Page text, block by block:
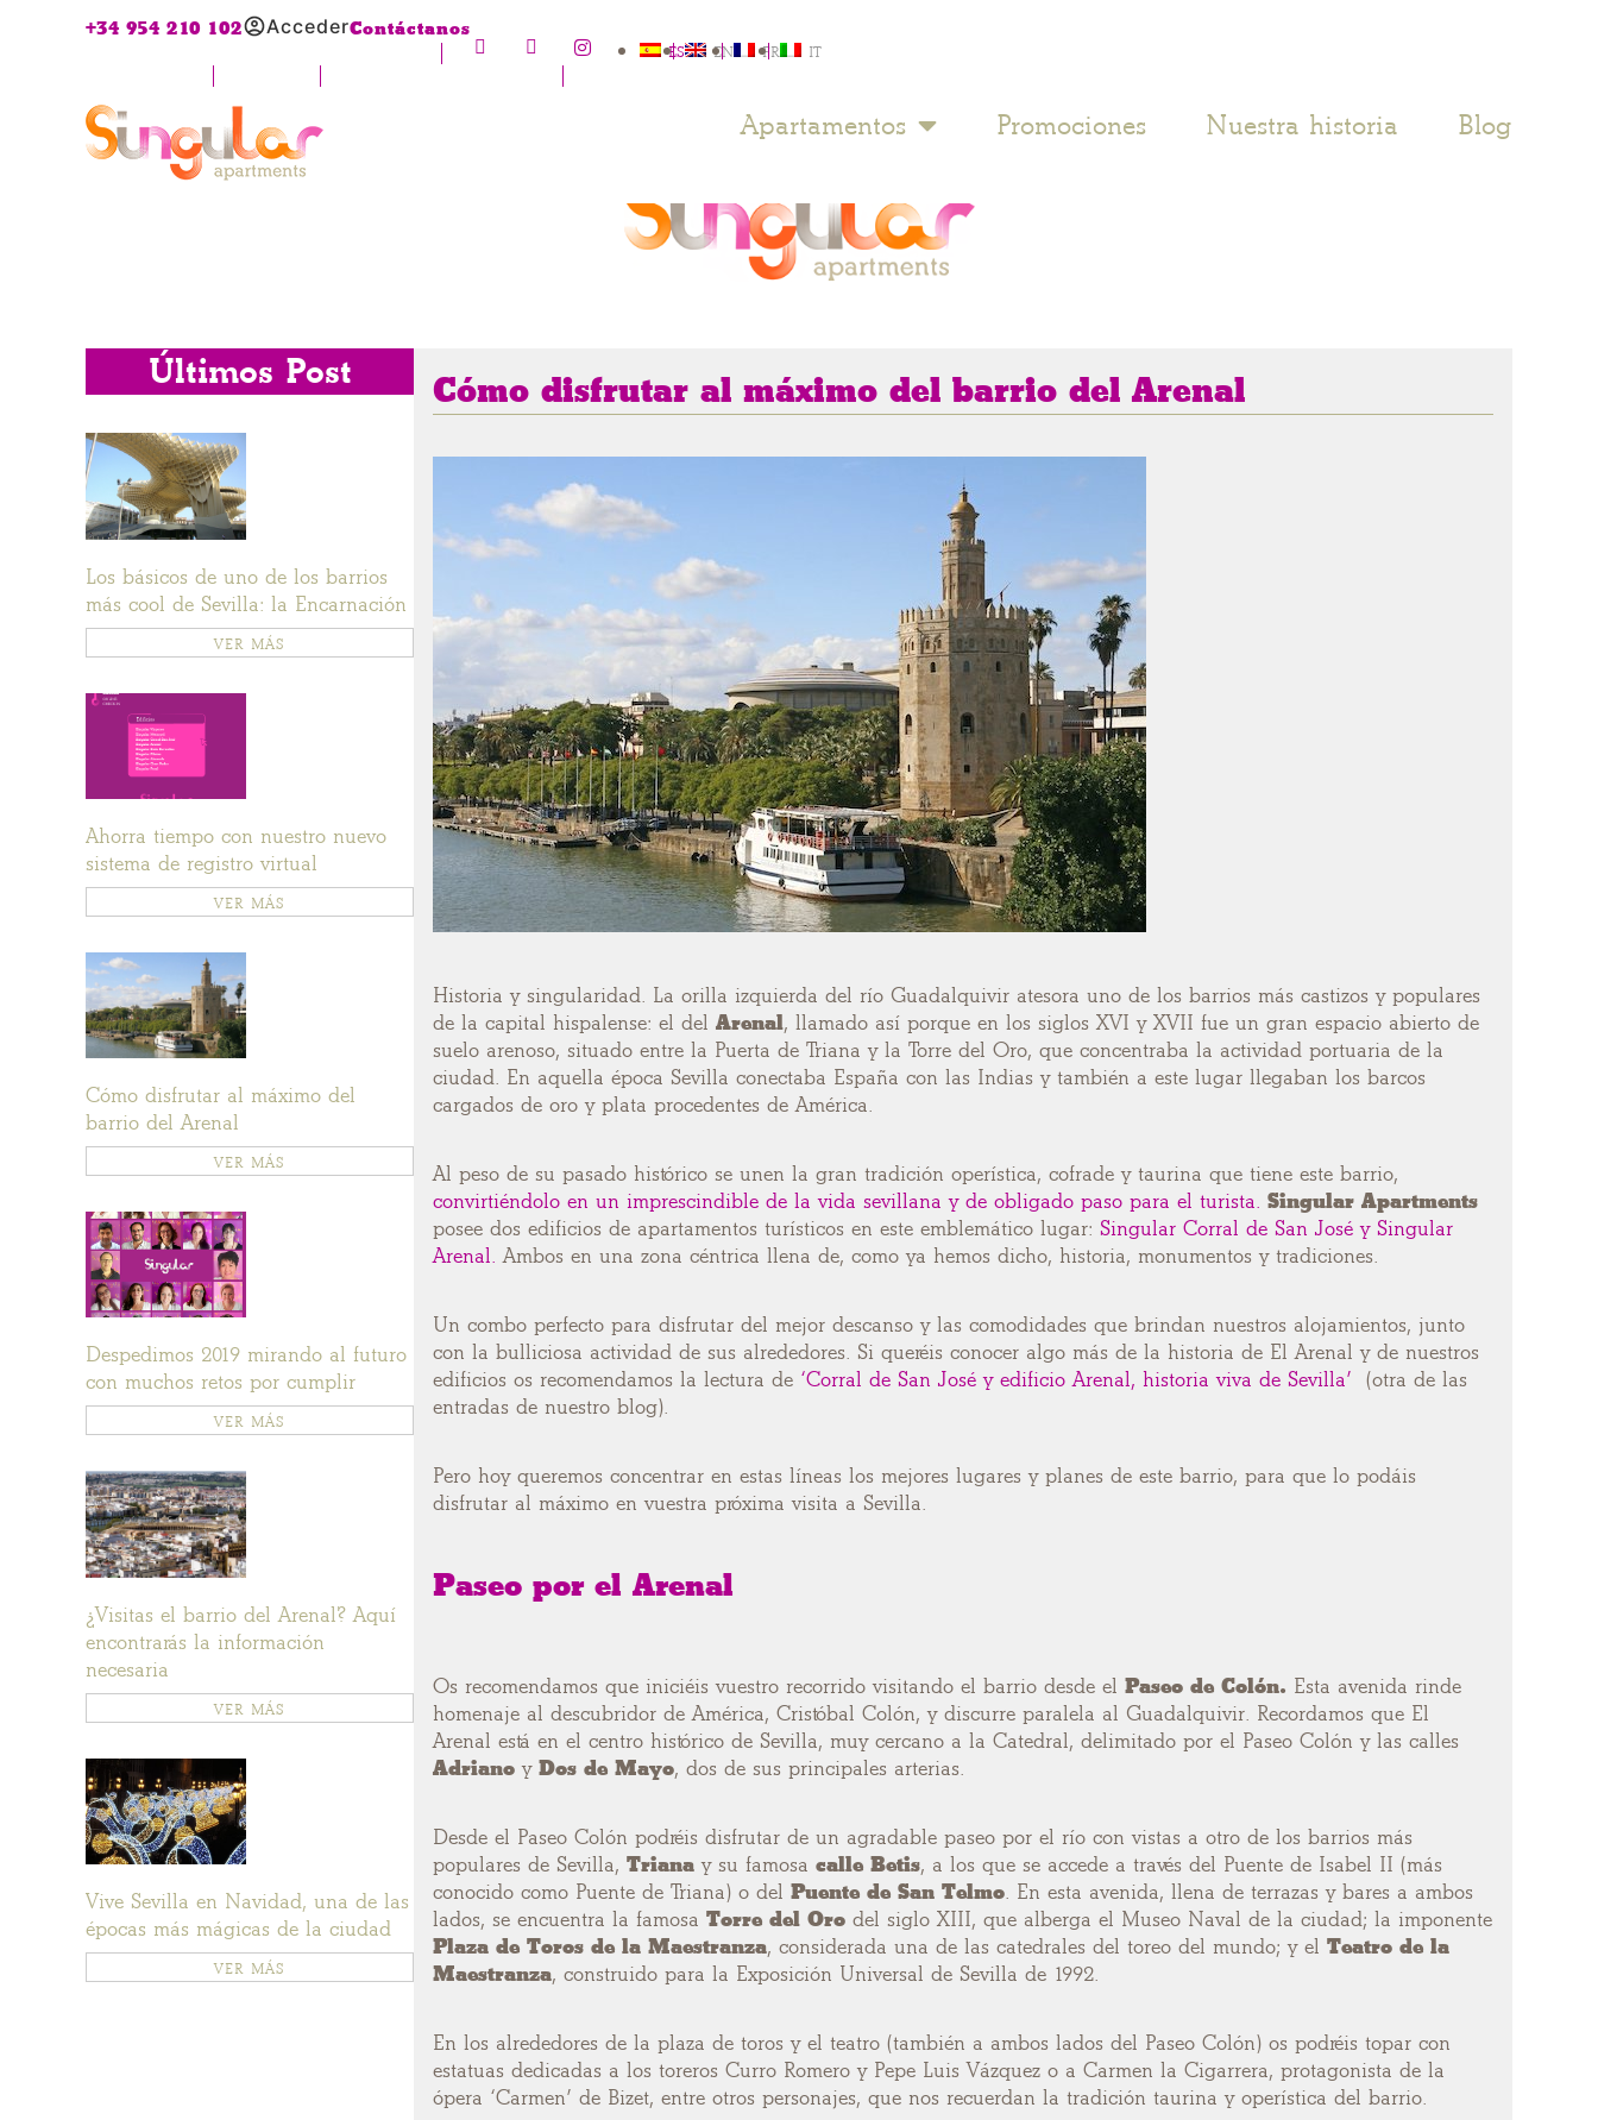
+34 954 210 102 AccederContáctanos
ES EN FR IT
Apartamentos Promociones Nuestra historia Blog
Últimos Post
Los básicos de uno de los barrios
más cool de Sevilla: la Encarnación
VER MÁS
Ahorra tiempo con nuestro nuevo
sistema de registro virtual
VER MÁS
Cómo disfrutar al máximo del
barrio del Arenal
VER MÁS
Despedimos 2019 mirando al futuro
con muchos retos por cumplir
VER MÁS
¿Visitas el barrio del Arenal? Aquí
encontrarás la información
necesaria
VER MÁS
Vive Sevilla en Navidad, una de las
épocas más mágicas de la ciudad
VER MÁS
Cómo disfrutar al máximo del barrio del Arenal
Historia y singularidad. La orilla izquierda del río Guadalquivir atesora uno de los barrios más castizos y populares
de la capital hispalense: el del Arenal, llamado así porque en los siglos XVI y XVII fue un gran espacio abierto de
suelo arenoso, situado entre la Puerta de Triana y la Torre del Oro, que concentraba la actividad portuaria de la
ciudad. En aquella época Sevilla conectaba España con las Indias y también a este lugar llegaban los barcos
cargados de oro y plata procedentes de América.
Al peso de su pasado histórico se unen la gran tradición operística, cofrade y taurina que tiene este barrio,
convirtiéndolo en un imprescindible de la vida sevillana y de obligado paso para el turista. Singular Apartments
posee dos edificios de apartamentos turísticos en este emblemático lugar: Singular Corral de San José y Singular
Arenal. Ambos en una zona céntrica llena de, como ya hemos dicho, historia, monumentos y tradiciones.
Un combo perfecto para disfrutar del mejor descanso y las comodidades que brindan nuestros alojamientos, junto
con la bulliciosa actividad de sus alrededores. Si queréis conocer algo más de la historia de El Arenal y de nuestros
edificios os recomendamos la lectura de ‘Corral de San José y edificio Arenal, historia viva de Sevilla’ (otra de las
entradas de nuestro blog).
Pero hoy queremos concentrar en estas líneas los mejores lugares y planes de este barrio, para que lo podáis
disfrutar al máximo en vuestra próxima visita a Sevilla.
Paseo por el Arenal
Os recomendamos que iniciéis vuestro recorrido visitando el barrio desde el Paseo de Colón. Esta avenida rinde
homenaje al descubridor de América, Cristóbal Colón, y discurre paralela al Guadalquivir. Recordamos que El
Arenal está en el centro histórico de Sevilla, muy cercano a la Catedral, delimitado por el Paseo Colón y las calles
Adriano y Dos de Mayo, dos de sus principales arterias.
Desde el Paseo Colón podréis disfrutar de un agradable paseo por el río con vistas a otro de los barrios más
populares de Sevilla, Trianay su famosa calle Betis, a los que se accede a través del Puente de Isabel II (más
conocido como Puente de Triana) o del Puente de San Telmo. En esta avenida, llena de terrazas y bares a ambos
lados, se encuentra la famosa Torre del Oro del siglo XIII, que alberga el Museo Naval de la ciudad; la imponente
Plaza de Toros de la Maestranza, considerada una de las catedrales del toreo del mundo; y el Teatro de la
Maestranza, construido para la Exposición Universal de Sevilla de 1992.
En los alrededores de la plaza de toros y el teatro (también a ambos lados del Paseo Colón) os podréis topar con
estatuas dedicadas a los toreros Curro Romero y Pepe Luis Vázquez o a Carmen la Cigarrera, protagonista de la
ópera ‘Carmen’ de Bizet, entre otros personajes, que nos recuerdan la tradición taurina y operística del barrio.